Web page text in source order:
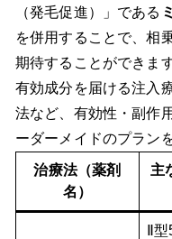
（発毛促進）」である
を併用することで、相
期待することができま
有効成分を届ける注入
法など、有効性・副作
ーダーメイドのプラン
治療法（薬剤
名）
主
Ⅱ